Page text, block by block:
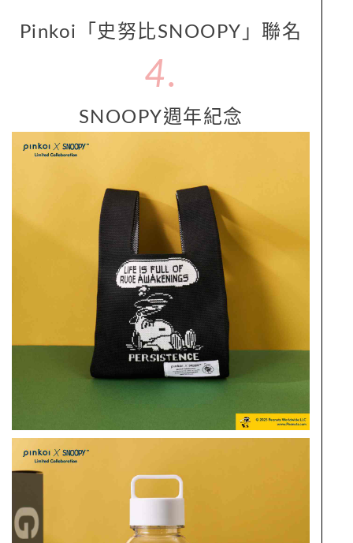
Pinkoi「史努比SNOOPY」聯名
4.
SNOOPY週年紀念